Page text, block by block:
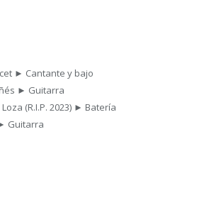
► Cantante y bajo
► Guitarra
Loza (R.I.P. 2023) ► Batería
Guitarra